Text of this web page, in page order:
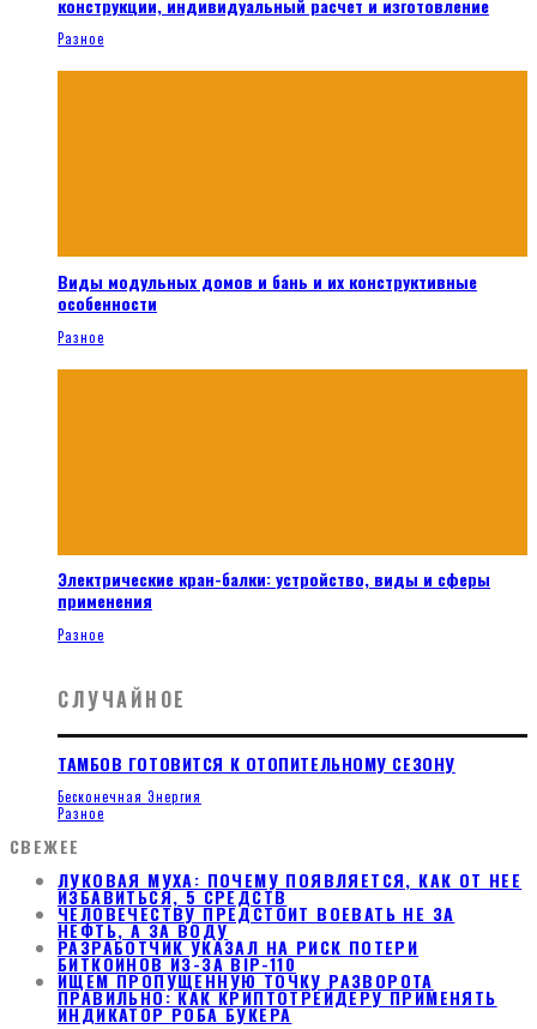
конструкции, индивидуальный расчет и изготовление
Разное
Виды модульных домов и бань и их конструктивные
особенности
Разное
Электрические кран-балки: устройство, виды и сферы
применения
Разное
СЛУЧАЙНОЕ
ТАМБОВ ГОТОВИТСЯ К ОТОПИТЕЛЬНОМУ СЕЗОНУ
Бесконечная Энергия
Разное
СВЕЖЕЕ
ЛУКОВАЯ МУХА: ПОЧЕМУ ПОЯВЛЯЕТСЯ, КАК ОТ НЕЕ
ИЗБАВИТЬСЯ, 5 СРЕДСТВ
ЧЕЛОВЕЧЕСТВУ ПРЕДСТОИТ ВОЕВАТЬ НЕ ЗА
НЕФТЬ, А ЗА ВОДУ
РАЗРАБОТЧИК УКАЗАЛ НА РИСК ПОТЕРИ
БИТКОИНОВ ИЗ-ЗА BIP-110
ИЩЕМ ПРОПУЩЕННУЮ ТОЧКУ РАЗВОРОТА
ПРАВИЛЬНО: КАК КРИПТОТРЕЙДЕРУ ПРИМЕНЯТЬ
ИНДИКАТОР РОБА БУКЕРА